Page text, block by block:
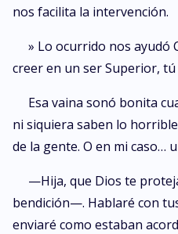
nos facilita la intervención.
» Lo ocurrido nos ayudó
creer en un ser Superior,
Esa vaina sonó bonita
ni siquiera saben lo
de la gente. O en mi caso…
—Hija, que Dios te
bendición—. Hablaré con
enviaré como estaban